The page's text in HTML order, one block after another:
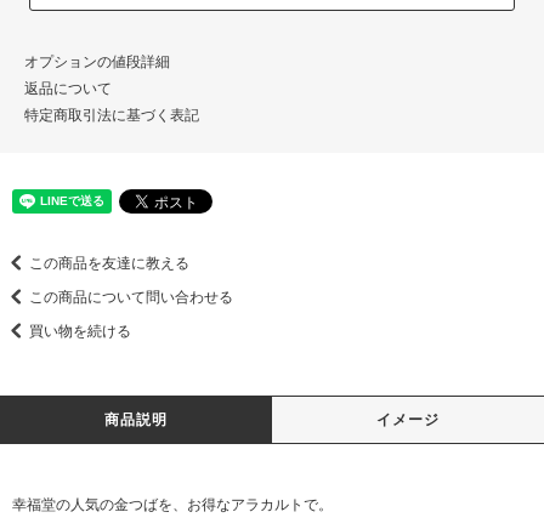
オプションの値段詳細
返品について
特定商取引法に基づく表記
この商品を友達に教える
この商品について問い合わせる
買い物を続ける
商品説明 イメージ
幸福堂の人気の金つばを、お得なアラカルトで。